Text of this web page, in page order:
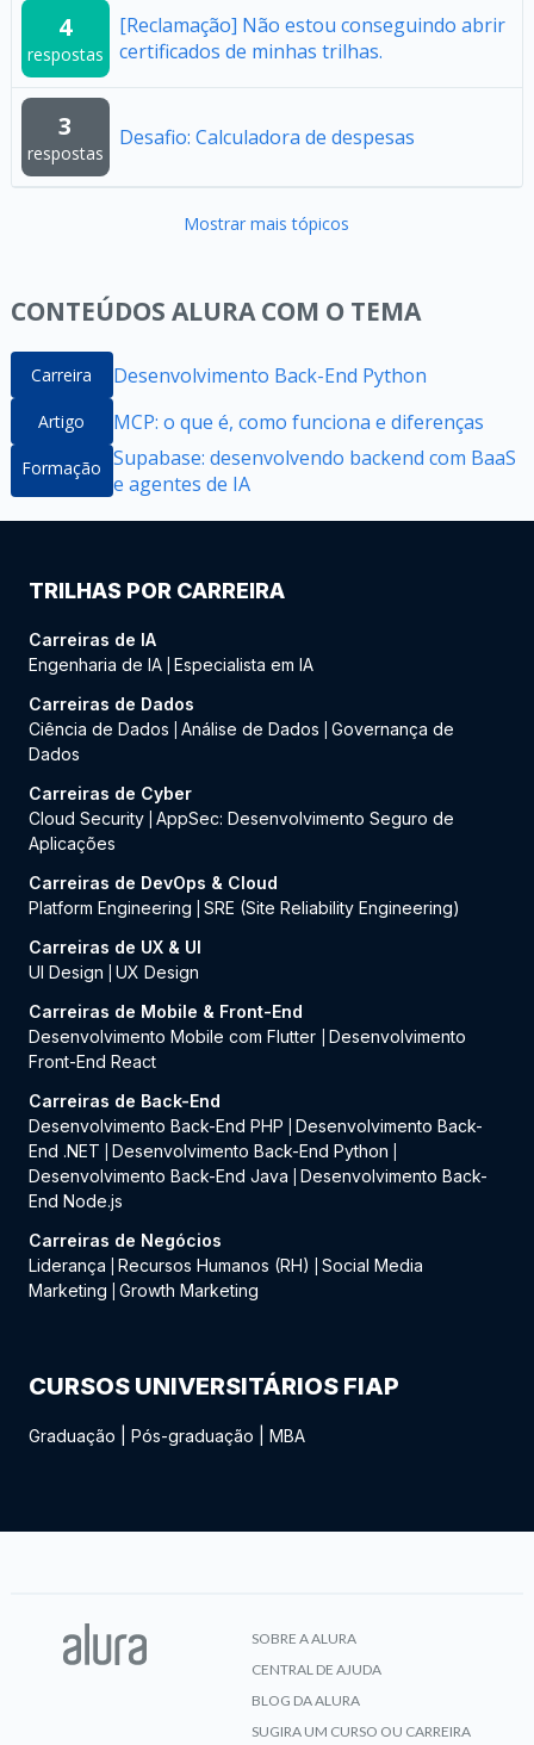
4
respostas
[Reclamação] Não estou conseguindo abrir
certificados de minhas trilhas.
3
respostas
Desafio: Calculadora de despesas
Mostrar mais tópicos
CONTEÚDOS ALURA COM O TEMA
Carreira Desenvolvimento Back-End Python
Artigo MCP: o que é, como funciona e diferenças
Formação Supabase: desenvolvendo backend com BaaS
e agentes de IA
TRILHAS POR CARREIRA
Carreiras de IA
Engenharia de IA Especialista em IA
Carreiras de Dados
Ciência de Dados
Análise de Dados
Governança de
Dados
Carreiras de Cyber
Cloud Security AppSec: Desenvolvimento Seguro de
Aplicações
Carreiras de DevOps & Cloud
Platform Engineering
SRE (Site Reliability Engineering)
Carreiras de UX & UI
UI Design
UX Design
Carreiras de Mobile & Front-End
Desenvolvimento Mobile com Flutter
Desenvolvimento
Front-End React
Carreiras de Back-End
Desenvolvimento Back-End PHP
Desenvolvimento Back-
End .NET
Desenvolvimento Back-End Python
Desenvolvimento Back-End Java
Desenvolvimento Back-
End Node.js
Carreiras de Negócios
Liderança
Recursos Humanos (RH)
Social Media
Marketing
Growth Marketing
CURSOS UNIVERSITÁRIOS FIAP
Graduação Pós-graduação MBA
SOBRE A ALURA
CENTRAL DE AJUDA
BLOG DA ALURA
SUGIRA UM CURSO OU CARREIRA